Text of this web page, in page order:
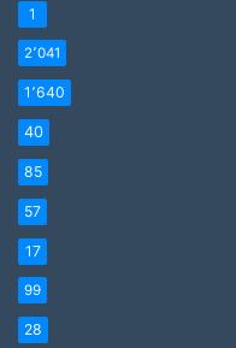
1
2٬041
1٬640
40
85
57
17
99
28